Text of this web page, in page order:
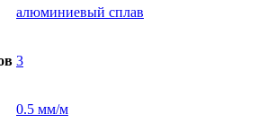
алюминиевый сплав
3
0.5 мм/м